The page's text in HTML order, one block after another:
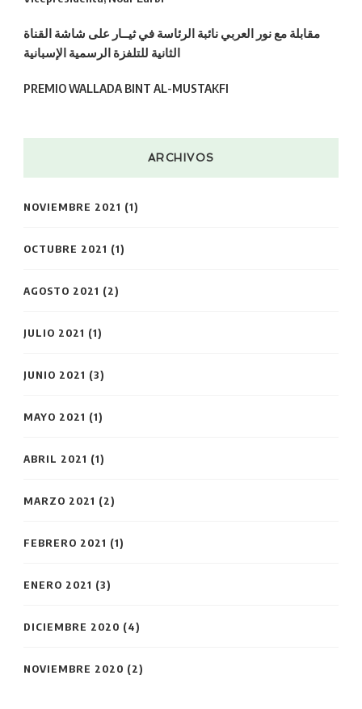
مقابلة مع نور العربي نائبة الرئاسة في ثيــار على شاشة القناة
الثانية للتلفزة الرسمية الإسبانية
PREMIO WALLADA BINT AL-MUSTAKFI
ARCHIVOS
NOVIEMBRE 2021 (1)
OCTUBRE 2021 (1)
AGOSTO 2021 (2)
JULIO 2021 (1)
JUNIO 2021 (3)
MAYO 2021 (1)
ABRIL 2021 (1)
MARZO 2021 (2)
FEBRERO 2021 (1)
ENERO 2021 (3)
DICIEMBRE 2020 (4)
NOVIEMBRE 2020 (2)